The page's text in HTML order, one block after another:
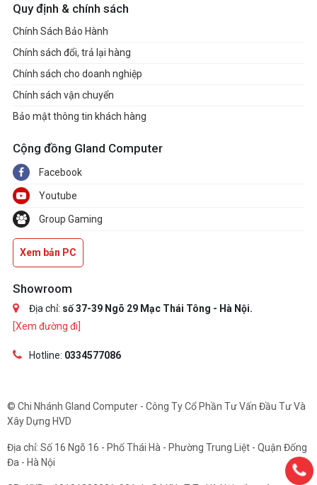
Quy định & chính sách
Chính Sách Bảo Hành
Chính sách đổi, trả lại hàng
Chính sách cho doanh nghiệp
Chính sách vận chuyển
Bảo mật thông tin khách hàng
Cộng đồng Gland Computer
Facebook
Youtube
Group Gaming
Xem bản PC
Showroom
Địa chỉ: số 37-39 Ngõ 29 Mạc Thái Tông - Hà Nội.
[Xem đường đi]
Hotline: 0334577086
© Chi Nhánh Gland Computer - Công Ty Cổ Phần Tư Vấn Đầu Tư Và
Xây Dựng HVD
Địa chỉ: Số 16 Ngõ 16 - Phố Thái Hà - Phường Trung Liệt - Quận Đống
Đa - Hà Nội